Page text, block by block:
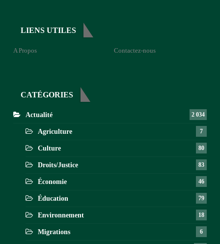
LIENS UTILES
A Propos Contactez-nous
CATÉGORIES
Actualité 2 034
Agriculture 7
Culture 80
Droits/Justice 83
Économie 46
Éducation 79
Environnement 18
Migrations 6